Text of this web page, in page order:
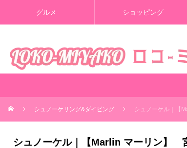
グルメ ショッピング
シュノーケリング&ダイビング シュノーケル｜
シュノーケル｜【Marlin マーリン